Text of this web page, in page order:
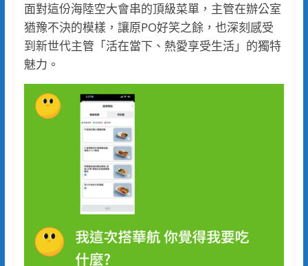
面對這份海陸空大會串的頂級菜單，主管在辦公室
猶豫不決的模樣，讓原PO好笑之餘，也深刻感受
到新世代主管「活在當下、熱愛享受生活」的獨特
魅力。